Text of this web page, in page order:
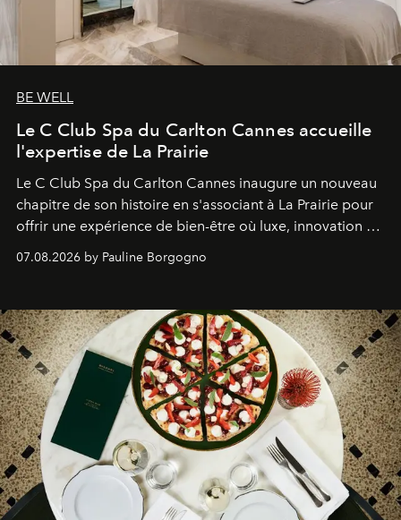
BE WELL
Le C Club Spa du Carlton Cannes accueille
l'expertise de La Prairie
Le C Club Spa du Carlton Cannes inaugure un nouveau
chapitre de son histoire en s'associant à La Prairie pour
offrir une expérience de bien-être où luxe, innovation et
expertise se rencontrent.
07.08.2026 by Pauline Borgogno